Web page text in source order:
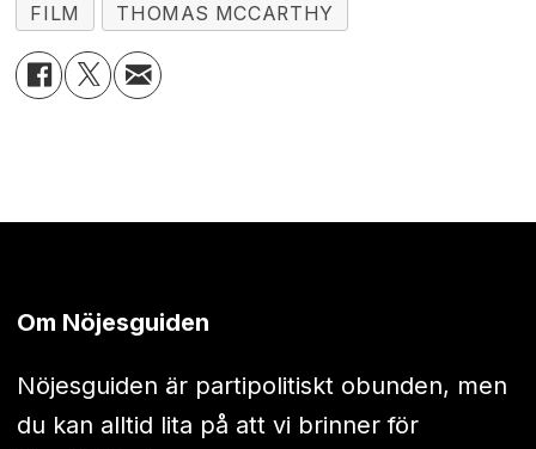
FILM
THOMAS MCCARTHY
Om Nöjesguiden
Nöjesguiden är partipolitiskt obunden, men
du kan alltid lita på att vi brinner för